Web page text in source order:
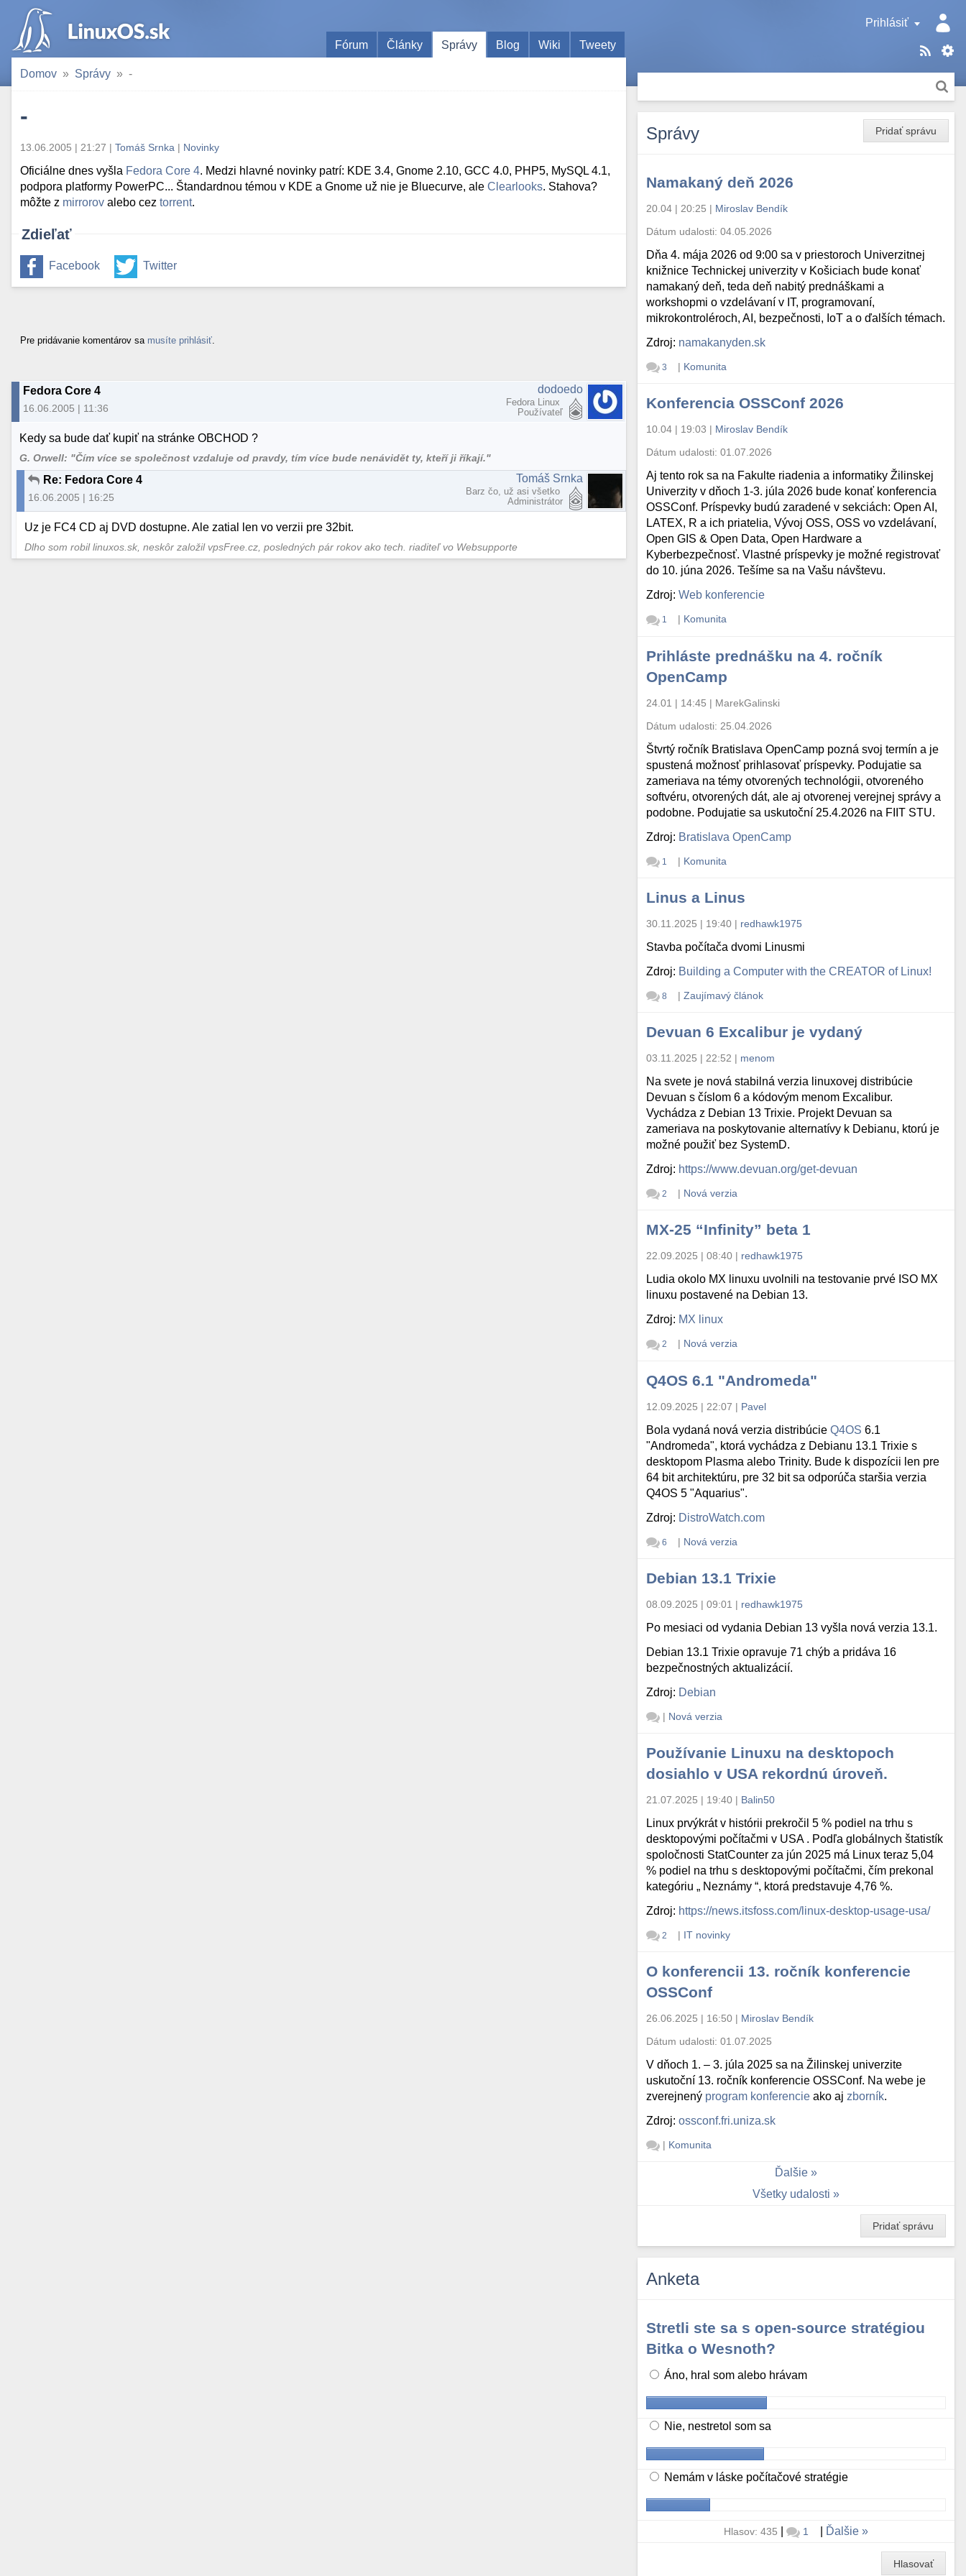
Prihlásiť
Fórum
Články Správy Blog Wiki Tweety
Domov Správy -
-
13.06.2005 | 21:27 | Tomáš Srnka | Novinky
Oficiálne dnes vyšla Fedora Core 4. Medzi hlavné novinky patrí: KDE 3.4, Gnome 2.10, GCC 4.0, PHP5, MySQL 4.1,
podpora platformy PowerPC... Štandardnou témou v KDE a Gnome už nie je Bluecurve, ale Clearlooks. Stahova?
môžte z mirrorov alebo cez torrent.
Zdieľať
Facebook Twitter
Pre pridávanie komentárov sa musíte prihlásiť
Fedora Core 4
16.06.2005 | 11:36
dodoedo
Fedora Linux
Používateľ
Kedy sa bude dať kupiť na stránke OBCHOD ?
G. Orwell: "Čím více se společnost vzdaluje od pravdy, tím více bude nenávidět ty, kteří ji říkají."
Re: Fedora Core 4
16.06.2005 | 16:25
Tomáš Srnka
Barz čo, už asi všetko
Administrátor
Uz je FC4 CD aj DVD dostupne. Ale zatial len vo verzii pre 32bit.
Dlho som robil linuxos.sk, neskôr založil vpsFree.cz, posledných pár rokov ako tech. riaditeľ vo Websupporte
Pridať správu
Správy
Namakaný deň 2026
20.04 | 20:25 | Miroslav Bendík
Dátum udalosti:04.05.2026
Dňa 4. mája 2026 od 9:00 sa v priestoroch Univerzitnej
knižnice Technickej univerzity v Košiciach bude konať
namakaný deň, teda deň nabitý prednáškami a
workshopmi o vzdelávaní v IT, programovaní,
mikrokontroléroch, AI, bezpečnosti, IoT a o ďalších témach.
Zdroj: namakanyden.sk
3 | Komunita
Konferencia OSSConf 2026
10.04 | 19:03 | Miroslav Bendík
Dátum udalosti:01.07.2026
Aj tento rok sa na Fakulte riadenia a informatiky Žilinskej
Univerzity v dňoch 1-3. júla 2026 bude konať konferencia
OSSConf. Príspevky budú zaradené v sekciách: Open AI,
LATEX, R a ich priatelia, Vývoj OSS, OSS vo vzdelávaní,
Open GIS & Open Data, Open Hardware a
Kyberbezpečnosť. Vlastné príspevky je možné registrovať
do 10. júna 2026. Tešíme sa na Vašu návštevu.
Zdroj:Web konferencie
1 | Komunita
Prihláste prednášku na 4. ročník
OpenCamp
24.01 | 14:45 | MarekGalinski
Dátum udalosti: 25.04.2026
Štvrtý ročník Bratislava OpenCamp pozná svoj termín a je
spustená možnosť prihlasovať príspevky. Podujatie sa
zameriava na témy otvorených technológii, otvoreného
softvéru, otvorených dát, ale aj otvorenej verejnej správy a
podobne. Podujatie sa uskutoční 25.4.2026 na FIIT STU.
Zdroj: Bratislava OpenCamp
1 | Komunita
Linus a Linus
30.11.2025 | 19:40 | redhawk1975
Stavba počítača dvomi Linusmi
Zdroj: Building a Computer with the CREATOR of Linux!
8 | Zaujímavý článok
Devuan 6 Excalibur je vydaný
03.11.2025 | 22:52 | menom
Na svete je nová stabilná verzia linuxovej distribúcie
Devuan s číslom 6 a kódovým menom Excalibur.
Vychádza z Debian 13 Trixie. Projekt Devuan sa
zameriava na poskytovanie alternatívy k Debianu, ktorú je
možné použiť bez SystemD.
Zdroj: https://www.devuan.org/get-devuan
2 | Nová verzia
MX-25 “Infinity” beta 1
22.09.2025 | 08:40 | redhawk1975
Ludia okolo MX linuxu uvolnili na testovanie prvé ISO MX
linuxu postavené na Debian 13.
Zdroj: MX linux
2 | Nová verzia
Q4OS 6.1 "Andromeda"
12.09.2025 | 22:07 | Pavel
Bola vydaná nová verzia distribúcieQ4OS 6.1
"Andromeda", ktorá vychádza z Debianu 13.1 Trixie s
desktopom Plasma alebo Trinity. Bude k dispozícii len pre
64 bit architektúru, pre 32 bit sa odporúča staršia verzia
Q4OS 5 "Aquarius".
Zdroj: DistroWatch.com
6 | Nová verzia
Debian 13.1 Trixie
08.09.2025 | 09:01 | redhawk1975
Po mesiaci od vydania Debian 13 vyšla nová verzia 13.1.
Debian 13.1 Trixie opravuje 71 chýb a pridáva 16
bezpečnostných aktualizácií.
Zdroj: Debian
| Nová verzia
Používanie Linuxu na desktopoch
dosiahlo v USA rekordnú úroveň.
21.07.2025 | 19:40 | Balin50
Linux prvýkrát v histórii prekročil 5 % podiel na trhu s
desktopovými počítačmi v USA . Podľa globálnych štatistík
spoločnosti StatCounter za jún 2025 má Linux teraz 5,04
% podiel na trhu s desktopovými počítačmi, čím prekonal
kategóriu „ Neznámy “, ktorá predstavuje 4,76 %.
Zdroj: https://news.itsfoss.com/linux-desktop-usage-usa/
2 | IT novinky
O konferencii 13. ročník konferencie
OSSConf
26.06.2025 | 16:50 | Miroslav Bendík
Dátum udalosti:01.07.2025
V dňoch 1. – 3. júla 2025 sa na Žilinskej univerzite
uskutoční 13. ročník konferencie OSSConf. Na webe je
zverejnený program konferencie ako aj zborník.
Zdroj:ossconf.fri.uniza.sk
| Komunita
Ďalšie
Všetky udalosti
Pridať správu
Anketa
Stretli ste sa s open-source stratégiou
Bitka o Wesnoth?
Áno, hral som alebo hrávam
Nie, nestretol som sa
Nemám v láske počítačové stratégie
Hlasov: 435 | 1 Ďalšie
Hlasovať